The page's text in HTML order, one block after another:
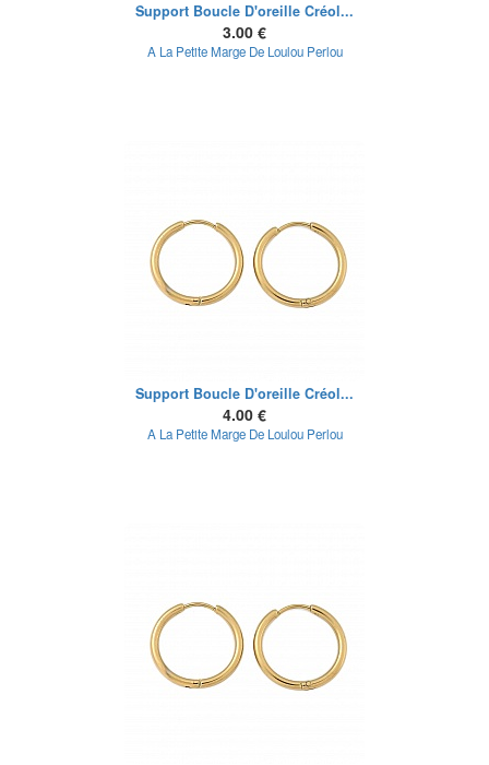
Support Boucle D'oreille Créol...
3.00 €
A La Petite Marge De Loulou Perlou
Support Boucle D'oreille Créol...
4.00 €
A La Petite Marge De Loulou Perlou